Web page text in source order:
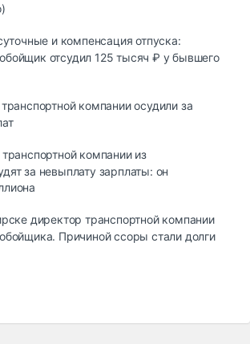
и компенсация отпуска:
отсудил 125 тысяч ₽ у бывшего
компании осудили за
компании из
за невыплату зарплаты: он
директор транспортной компании
Причиной ссоры стали долги